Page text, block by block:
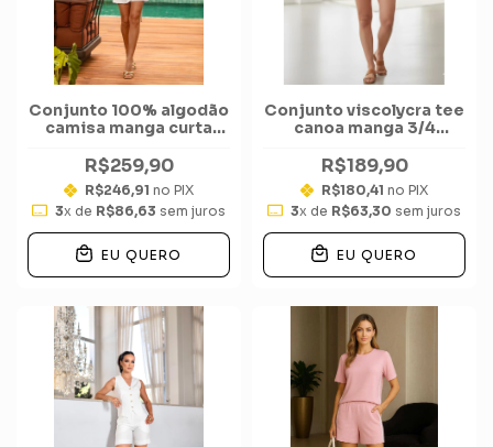
Conjunto 100% algodão
camisa manga curta
R$259,90
R$246,91 no PIX
3x de R$86,63 sem juros
EU QUERO
Conjunto viscolycra tee
canoa manga 3/4
R$189,90
R$180,41 no PIX
3x de R$63,30 sem juros
EU QUERO